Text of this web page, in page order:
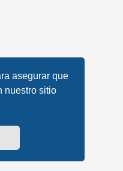
asegurar que
nuestro sitio